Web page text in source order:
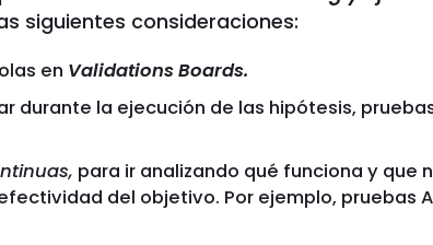
siguientes consideraciones:
en Validations Boards.
durante la ejecución de las hipótesis,
para ir analizando qué funciona y que
del objetivo. Por ejemplo, pruebas